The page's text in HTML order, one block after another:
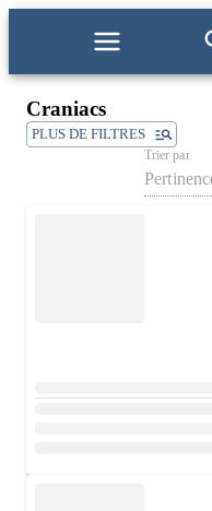
Craniacs
PLUS DE FILTRES
Trier par